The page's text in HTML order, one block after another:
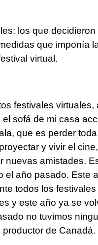
los que decidieron
que imponía
virtual.
festivales virtuales,
sofá de mi casa
que es perder
y vivir el
nuevas amistades.
el año pasado. Este
todos los festivales
y este año ya se
no tuvimos
de Canadá.